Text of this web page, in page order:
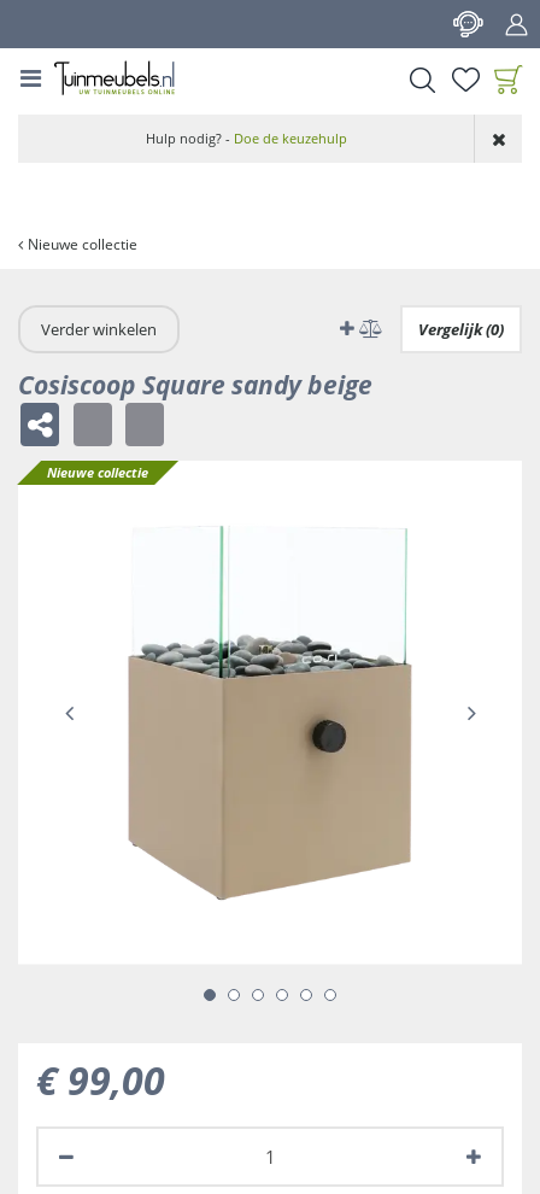
Nieuwe collectie
aan wensenlijst
Hulp nodig? - Doe de keuzehulp
Verder winkelen Vergelijk (0)
Cosiscoop Square sandy beige
Nieuwe collectie
€ 99,00